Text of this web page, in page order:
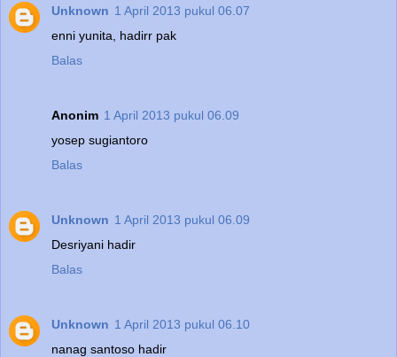
Unknown 1 April 2013 pukul 06.07
enni yunita, hadirr pak
Balas
Anonim 1 April 2013 pukul 06.09
yosep sugiantoro
Balas
Unknown 1 April 2013 pukul 06.09
Desriyani hadir
Balas
Unknown 1 April 2013 pukul 06.10
nanag santoso hadir